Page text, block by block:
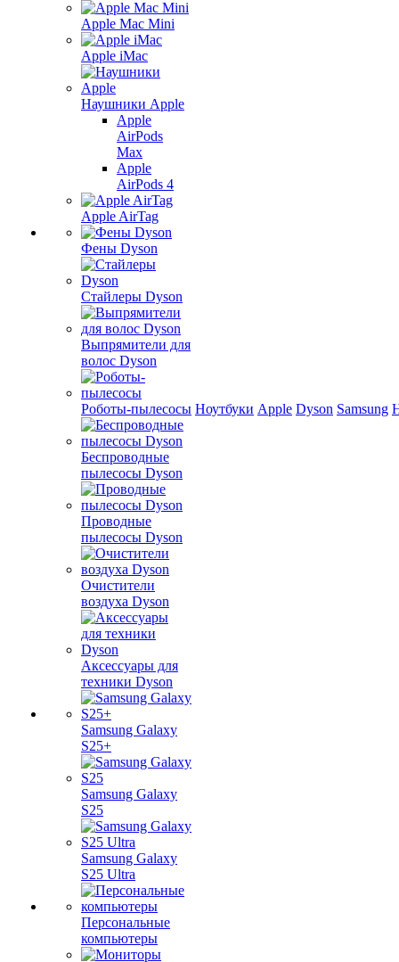
Apple Mac Mini
Apple iMac
Наушники Apple
Apple
AirPods
Max
Apple
AirPods 4
Apple AirTag
Фены Dyson
Стайлеры Dyson
Выпрямители для
волос Dyson
Роботы-пылесосы
Беспроводные
пылесосы Dyson
Проводные
пылесосы Dyson
Очистители
воздуха Dyson
Аксессуары для
техники Dyson
Samsung Galaxy
S25+
Samsung Galaxy
S25
Samsung Galaxy
S25 Ultra
Персональные
компьютеры
Ноутбуки Apple Dyson Samsung